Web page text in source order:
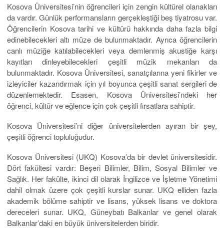
Kosova Üniversitesi’nin öğrencileri için zengin kültürel olanakları
da vardır. Günlük performansların gerçekleştiği beş tiyatrosu var.
Öğrencilerin Kosova tarihi ve kültürü hakkında daha fazla bilgi
edinebilecekleri altı müze de bulunmaktadır. Ayrıca öğrencilerin
canlı müziğe katılabilecekleri veya demlenmiş akustiğe karşı
kayıtları dinleyebilecekleri çeşitli müzik mekanları da
bulunmaktadır. Kosova Üniversitesi, sanatçılarına yeni fikirler ve
izleyiciler kazandırmak için yıl boyunca çeşitli sanat sergileri de
düzenlemektedir. Esasen, Kosova Üniversitesi’ndeki her
öğrenci, kültür ve eğlence için çok çeşitli fırsatlara sahiptir.
Kosova Üniversitesi’ni diğer üniversitelerden ayıran bir şey,
çeşitli öğrenci topluluğudur.
Kosova Üniversitesi (UKQ) Kosova’da bir devlet üniversitesidir.
Dört fakültesi vardır: Beşeri Bilimler, Bilim, Sosyal Bilimler ve
Sağlık. Her fakülte, ikinci dil olarak İngilizce ve İşletme Yönetimi
dahil olmak üzere çok çeşitli kurslar sunar. UKQ elliden fazla
akademik bölüme sahiptir ve lisans, yüksek lisans ve doktora
dereceleri sunar. UKQ, Güneybatı Balkanlar ve genel olarak
Balkanlar’daki en büyük üniversitelerden biridir.